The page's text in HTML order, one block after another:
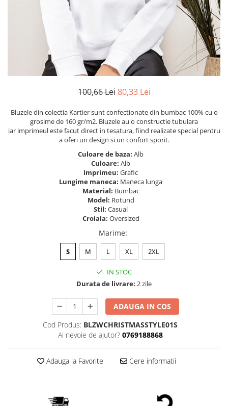
Tricouri Lips
Tricouri Love
Tricouri Mom
Tricouri Moon
Tricouri Paris
Tricouri Petrecerea Burlacitelor
Tricouri Pisici
Tricouri Retro
Tricouri Tattoo
Tricouri Valentine's Day
Bluze Fluturi
Bluze Japanese
Bluze Lips
Tricouri Japoneze
Tricouri Samurai
Tricouri Skull
Tricouri Sport
Tricouri Tattoo
Tricouri Oversize
Rap/Hip-Hop
Religious
100,66 Lei 80,33 Lei
Bluzele din colectia Kartier sunt confectionate din bumbac 100% cu o
grosime de 160 gr/m2. Bluzele au o constructie tubulara
iar imprimeul este facut direct in tesatura, fiind realizate special pentru
a oferi un design si un confort sporit.
Culoare de baza: Alb
Culoare: Alb
Imprimeu: Grafic
Lungime maneca: Maneca lunga
Material: Bumbac
Model: Rotund
Stil: Casual
Croiala: Oversized
Marime:
S M L XL 2XL
IN STOC
Durata de livrare: 2 zile
ADAUGA IN COS
Cod Produs: BLZWCHRISTMASSTYLE01S
Ai nevoie de ajutor? 0769188868
Adauga la Favorite Cere informatii